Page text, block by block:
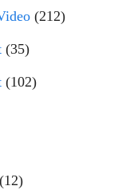
(212)
(35)
(102)
(12)